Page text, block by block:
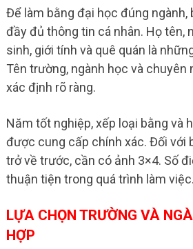
Để làm bằng đại học đúng ngành,
đầy đủ thông tin cá nhân. Họ tên,
sinh, giới tính và quê quán là
Tên trường, ngành học và chuyên
xác định rõ ràng.
Năm tốt nghiệp, xếp loại bằng và
được cung cấp chính xác. Đối với
trở về trước, cần có ảnh 3×4. Số
thuận tiện trong quá trình làm việc.
LỰA CHỌN TRƯỜNG VÀ
HỢP